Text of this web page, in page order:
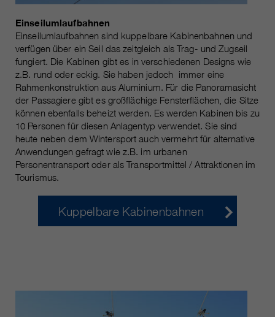
Einseilumlaufbahnen
Einseilumlaufbahnen sind kuppelbare Kabinenbahnen und
verfügen über ein Seil das zeitgleich als Trag- und Zugseil
fungiert. Die Kabinen gibt es in verschiedenen Designs wie
z.B. rund oder eckig. Sie haben jedoch immer eine
Rahmenkonstruktion aus Aluminium. Für die Panoramasicht
der Passagiere gibt es großflächige Fensterflächen, die Sitze
können ebenfalls beheizt werden. Es werden Kabinen bis zu
10 Personen für diesen Anlagentyp verwendet. Sie sind
heute neben dem Wintersport auch vermehrt für alternative
Anwendungen gefragt wie z.B. im urbanen
Personentransport oder als Transportmittel / Attraktionen im
Tourismus.
Kuppelbare Kabinenbahnen